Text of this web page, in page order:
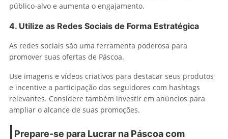
público-alvo e aumenta o engajamento.
4. Utilize as Redes Sociais de Forma Estratégica
As redes sociais são uma ferramenta poderosa para
promover suas ofertas de Páscoa.
Use imagens e vídeos criativos para destacar seus produtos
e incentive a participação dos seguidores com hashtags
relevantes. Considere também investir em anúncios para
ampliar o alcance de suas promoções.
Prepare-se para Lucrar na Páscoa com